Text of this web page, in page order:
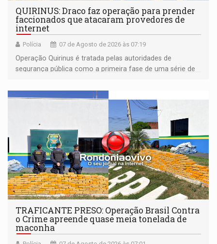
QUIRINUS: Draco faz operação para prender
faccionados que atacaram provedores de
internet
Polícia 07 de Agosto de 2026 às 07:19
Operação Quirinus é tratada pelas autoridades de
segurança pública como a primeira fase de uma série de
TRAFICANTE PRESO: Operação Brasil Contra
o Crime apreende quase meia tonelada de
maconha